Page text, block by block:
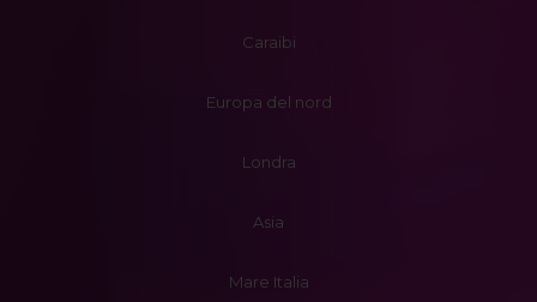
Caraibi
Europa del nord
Londra
Asia
Mare Italia